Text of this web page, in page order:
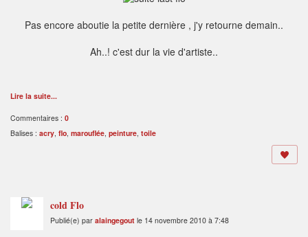
Pas encore aboutie la petite dernière , j'y retourne demain..
Ah..! c'est dur la vie d'artiste..
Lire la suite...
Commentaires : 0
Balises : acry, flo, marouflée, peinture, toile
cold Flo
Publié(e) par alaingegout le 14 novembre 2010 à 7:48